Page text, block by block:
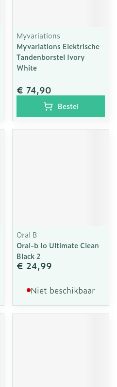
Myvariations
Myvariations Elektrische
Tandenborstel Ivory
White
€ 74,90
Bestel
Oral B
Oral-b Io Ultimate Clean
Black 2
€ 24,99
Niet beschikbaar